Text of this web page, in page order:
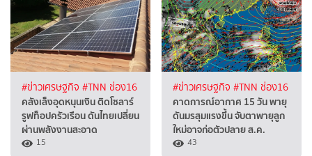
#ข่าวเศรษฐกิจ #TNN ช่อง16
คลังเล็งอุดหนุนเงิน ติดโซลาร์
รูฟท็อปครัวเรือน ดันไทยเปลี่ยน
ผ่านพลังงานสะอาด
15
#ข่าวเศรษฐกิจ #TNN ช่อง16
คาดการณ์อากาศ 15 วัน พายุ
ดันมรสุมแรงขึ้น จับตาพายุลูก
ใหม่อาจก่อตัวปลาย ส.ค.
43